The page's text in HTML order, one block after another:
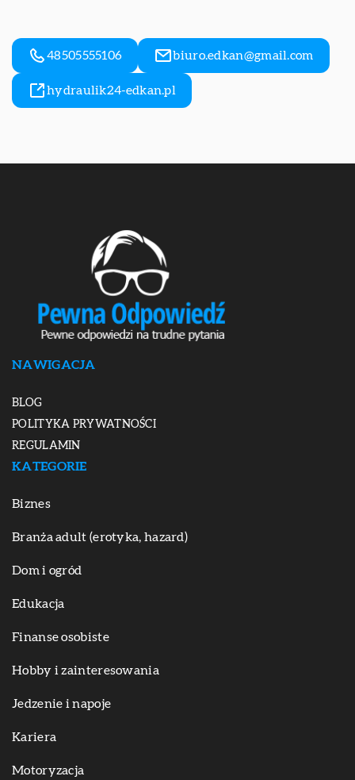
48505555106 biuro.edkan@gmail.com
hydraulik24-edkan.pl
NAWIGACJA
BLOG
POLITYKA PRYWATNOŚCI
REGULAMIN
KATEGORIE
Biznes
Branża adult (erotyka, hazard)
Dom i ogród
Edukacja
Finanse osobiste
Hobby i zainteresowania
Jedzenie i napoje
Kariera
Motoryzacja